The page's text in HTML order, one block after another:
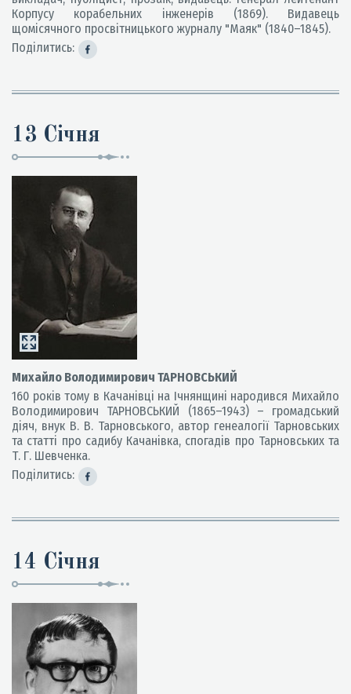
Корпусу корабельних інженерів (1869). Видавець
щомісячного просвітницького журналу "Маяк" (1840–1845).
Поділитись:
13 Січня
Михайло Володимирович ТАРНОВСЬКИЙ
160 років тому в Качанівці на Ічнянщині народився Михайло
Володимирович ТАРНОВСЬКИЙ (1865–1943) – громадський
діяч, внук В. В. Тарновського, автор генеалогії Тарновських
та статті про садибу Качанівка, спогадів про Тарновських та
Т. Г. Шевченка.
Поділитись:
14 Січня